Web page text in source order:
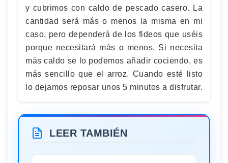
y cubrimos con caldo de pescado casero. La
cantidad será más o menos la misma en mi
caso, pero dependerá de los fideos que uséis
porque necesitará más o menos. Si necesita
más caldo se lo podemos añadir cociendo, es
más sencillo que el arroz. Cuando esté listo
lo dejamos reposar unos 5 minutos a disfrutar.
LEER TAMBIÉN